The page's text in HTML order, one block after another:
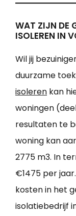
WAT ZIJN DE
ISOLEREN IN
Wil jij
duurzame
isoleren kan
woningen
resultaten te
woning kan
2775 m3. In
€1475 per
kosten in het
isolatiebedrijf